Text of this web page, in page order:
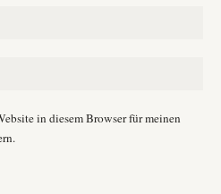
in diesem Browser für meinen